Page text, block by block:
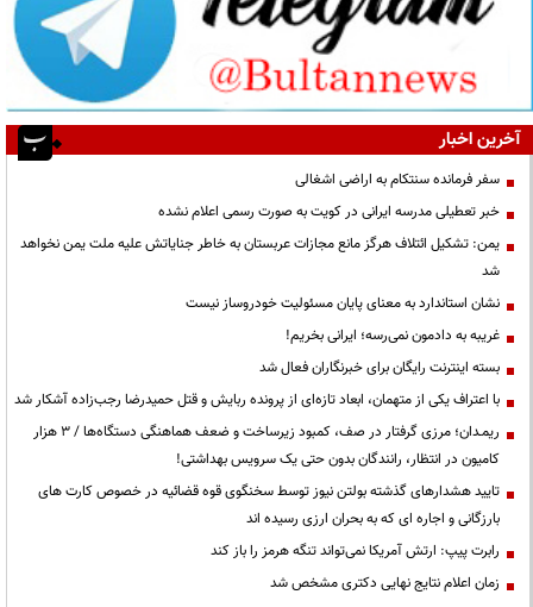
آخرین اخبار
سفر فرمانده سنتکام به اراضی اشغالی
خبر تعطیلی مدرسه ایرانی در کویت به صورت رسمی اعلام نشده
یمن: تشکیل ائتلاف هرگز مانع مجازات عربستان به خاطر جنایاتش علیه ملت یمن نخواهد
شد
نشان استاندارد به معنای پایان مسئولیت خودروساز نیست
غریبه به دادمون نمی‌رسه؛ ایرانی بخریم!
بسته اینترنت رایگان برای خبرنگاران فعال شد
با اعتراف یکی از متهمان، ابعاد تازه‌ای از پرونده ربایش و قتل حمیدرضا رجب‌زاده آشکار شد
ریمـدان؛ مرزی گرفتار در صف، کمبود زیرساخت و ضعف هماهنگی دستگاه‌ها / ۳ هزار
کامیون در انتظار، رانندگان بدون حتی یک سرویس بهداشتی!
تایید هشدارهای گذشته بولتن نیوز توسط سخنگوی قوه قضائیه در خصوص کارت های
بارزگانی و اجاره ای که به بحران ارزی رسیده اند
رابرت پیپ: ارتش آمریکا نمی‌تواند تنگه هرمز را باز کند
زمان اعلام نتایج نهایی دکتری مشخص شد